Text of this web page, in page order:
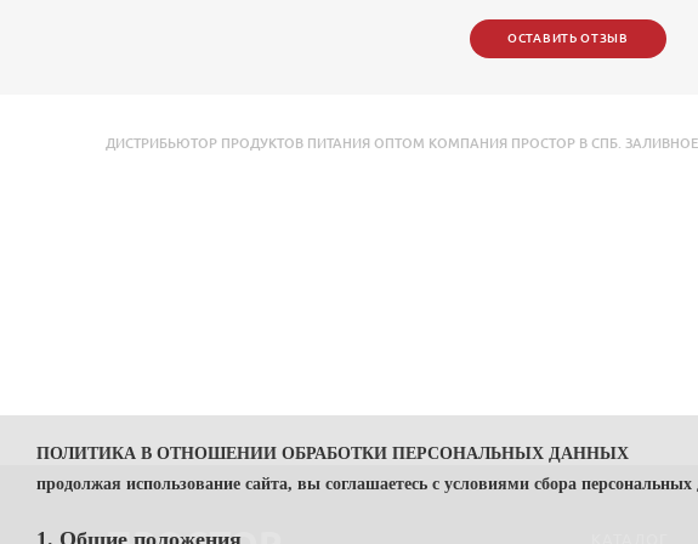
ОСТАВИТЬ ОТЗЫВ
ДИСТРИБЬЮТОР ПРОДУКТОВ ПИТАНИЯ ОПТОМ КОМПАНИЯ ПРОСТОР В СПБ. ЗАЛИВНОЕ
ПОЛИТИКА В ОТНОШЕНИИ ОБРАБОТКИ ПЕРСОНАЛЬНЫХ ДАННЫХ
продолжая использование сайта, вы соглашаетесь с условиями сбора
1. Общие положения